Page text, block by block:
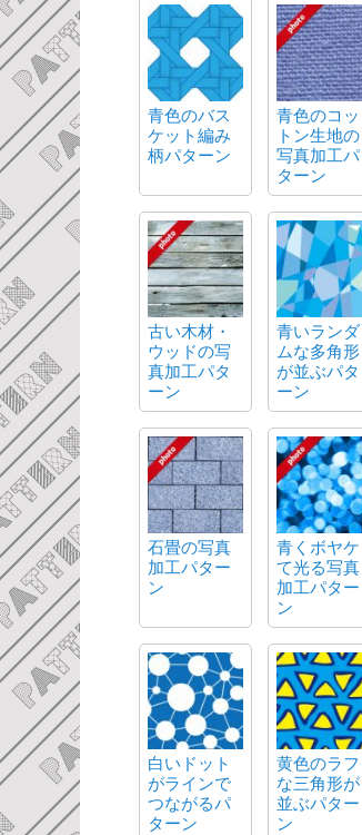
青色のバス
ケット編み
柄パターン
青色のコッ
トン生地の
写真加工パ
ターン
古い木材・
ウッドの写
真加工パタ
ーン
青いランダ
ムな多角形
が並ぶパタ
ーン
石畳の写真
加工パター
ン
青くボヤケ
て光る写真
加工パター
ン
白いドット
がラインで
つながるパ
ターン
黄色のラフ
な三角形が
並ぶパター
ン